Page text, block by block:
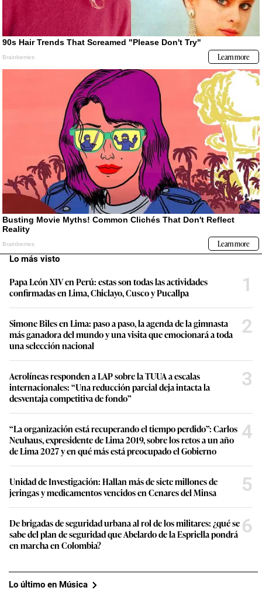
Lo más visto
Papa León XIV en Perú: estas son todas las actividades
confirmadas en Lima, Chiclayo, Cusco y Pucallpa
1
Simone Biles en Lima: paso a paso, la agenda de la gimnasta
más ganadora del mundo y una visita que emocionará a toda
una selección nacional
2
Aerolíneas responden a LAP sobre la TUUA a escalas
internacionales: “Una reducción parcial deja intacta la
desventaja competitiva de fondo”
3
“La organización está recuperando el tiempo perdido”: Carlos
Neuhaus, expresidente de Lima 2019, sobre los retos a un año
de Lima 2027 y en qué más está preocupado el Gobierno
4
Unidad de Investigación: Hallan más de siete millones de
jeringas y medicamentos vencidos en Cenares del Minsa
5
De brigadas de seguridad urbana al rol de los militares: ¿qué se
sabe del plan de seguridad que Abelardo de la Espriella pondrá
en marcha en Colombia?
6
Lo último en Música